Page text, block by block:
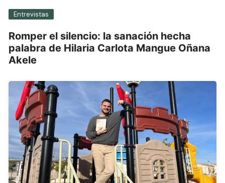
Entrevistas
Romper el silencio: la sanación hecha
palabra de Hilaria Carlota Mangue Oñana
Akele